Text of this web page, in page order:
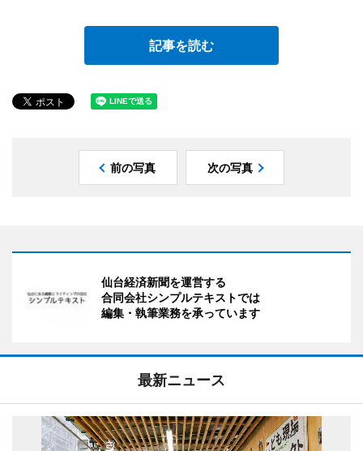
記事を読む
前の写真 次の写真
仙台経済新聞を運営する
合同会社シンプルテキストでは
編集・執筆業務を承っています
最新ニュース